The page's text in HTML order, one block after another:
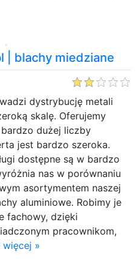
| blachy miedziane
dystrybucję metali
skalę. Oferujemy
dużej liczby
jest bardzo szeroka.
dostępne są w bardzo
nas w porównaniu
asortymentem naszej
aluminiowe. Robimy je
fachowy, dzięki
pracownikom,
więcej »